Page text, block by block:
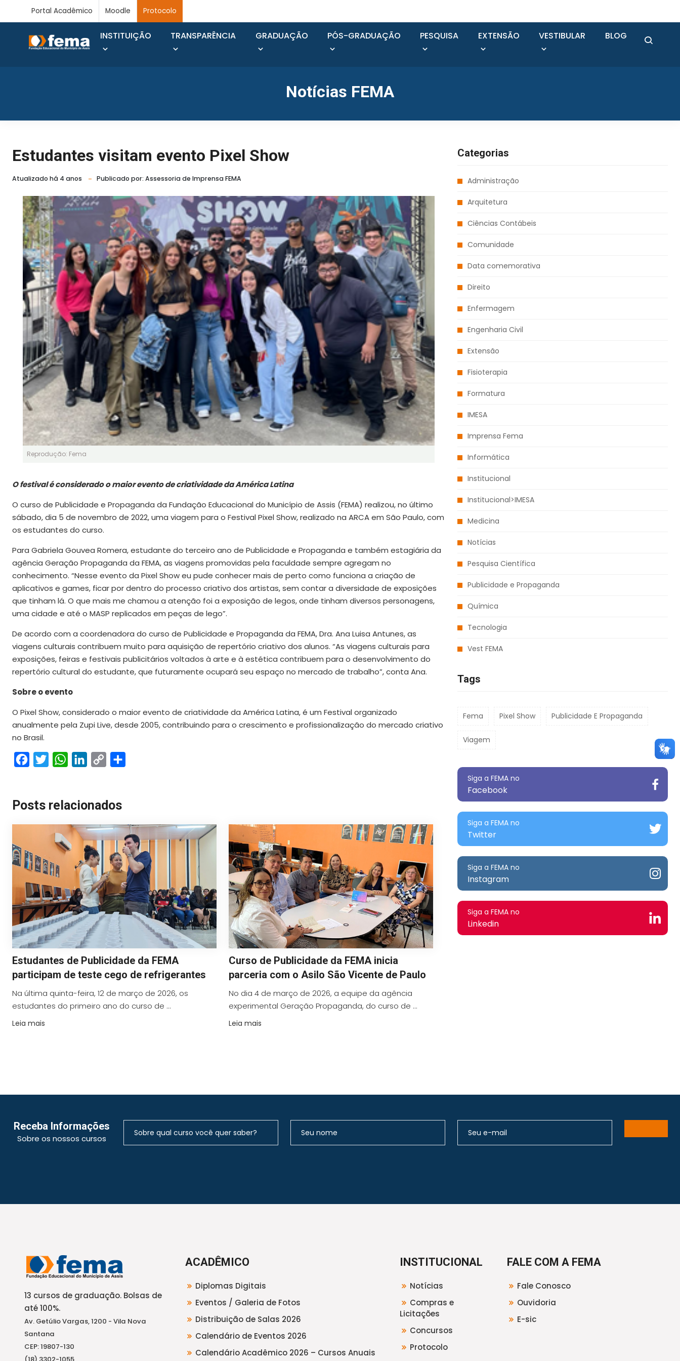
Portal Acadêmico Moodle Protocolo
INSTITUIÇÃO TRANSPARÊNCIA GRADUAÇÃO PÓS-GRADUAÇÃO PESQUISA EXTENSÃO VESTIBULAR BLOG
Notícias FEMA
Estudantes visitam evento Pixel Show
Atualizado há 4 anos Publicado por: Assessoria de Imprensa FEMA
Reprodução: Fema
O festival é considerado o maior evento de criatividade da América Latina
O curso de Publicidade e Propaganda da Fundação Educacional do Município de Assis (FEMA) realizou, no último
sábado, dia 5 de novembro de 2022, uma viagem para o Festival Pixel Show, realizado na ARCA em São Paulo, com
os estudantes do curso.
Para Gabriela Gouvea Romera, estudante do terceiro ano de Publicidade e Propaganda e também estagiária da
agência Geração Propaganda da FEMA, as viagens promovidas pela faculdade sempre agregam no
conhecimento. “Nesse evento da Pixel Show eu pude conhecer mais de perto como funciona a criação de
aplicativos e games, ficar por dentro do processo criativo dos artistas, sem contar a diversidade de exposições
que tinham lá. O que mais me chamou a atenção foi a exposição de legos, onde tinham diversos personagens,
uma cidade e até o MASP replicados em peças de lego”.
De acordo com a coordenadora do curso de Publicidade e Propaganda da FEMA, Dra. Ana Luisa Antunes, as
viagens culturais contribuem muito para aquisição de repertório criativo dos alunos. “As viagens culturais para
exposições, feiras e festivais publicitários voltados à arte e à estética contribuem para o desenvolvimento do
repertório cultural do estudante, que futuramente ocupará seu espaço no mercado de trabalho”, conta Ana.
Sobre o evento
O Pixel Show, considerado o maior evento de criatividade da América Latina, é um Festival organizado
anualmente pela Zupi Live, desde 2005, contribuindo para o crescimento e profissionalização do mercado criativo
no Brasil.
FacebookTwitterWhatsAppLinkedIn
Copy
Posts relacionados
Estudantes de Publicidade da FEMA
participam de teste cego de refrigerantes
Na última quinta-feira, 12 de março de 2026, os
estudantes do primeiro ano do curso de ...
Leia mais
Curso de Publicidade da FEMA inicia
parceria com o Asilo São Vicente de Paulo
No dia 4 de março de 2026, a equipe da agência
experimental Geração Propaganda, do curso de ...
Leia mais
Categorias
Administração
Arquitetura
Ciências Contábeis
Comunidade
Data comemorativa
Direito
Enfermagem
Engenharia Civil
Extensão
Fisioterapia
Formatura
IMESA
Imprensa Fema
Informática
Institucional
Institucional>IMESA
Medicina
Notícias
Pesquisa Científica
Publicidade e Propaganda
Química
Tecnologia
Vest FEMA
Tags
Fema Pixel Show Publicidade E Propaganda
Viagem
Siga a FEMA no
Facebook
Siga a FEMA no
Twitter
Siga a FEMA no
Instagram
Siga a FEMA no
Linkedin
Receba Informações
Sobre os nossos cursos
13 cursos de graduação. Bolsas de
até 100%.
Av. Getúlio Vargas, 1200 - Vila Nova
Santana
CEP: 19807-130
ACADÊMICO
Diplomas Digitais
Eventos / Galeria de Fotos
Distribuição de Salas 2026
Calendário de Eventos 2026
Calendário Acadêmico 2026 – Cursos Anuais
INSTITUCIONAL
Notícias
Compras e
Licitações
Concursos
Protocolo
FALE COM A FEMA
Fale Conosco
Ouvidoria
E-sic